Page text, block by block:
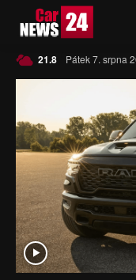
21.8 Czech
Pátek 7. srpna